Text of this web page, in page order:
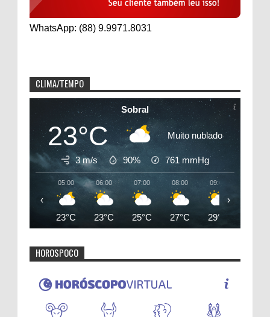
WhatsApp: (88) 9.9971.8031
CLIMA/TEMPO
Sobral
23°C Muito nublado
3 m/s 90% 761 mmHg
05:00
23°C
06:00
23°C
07:00
25°C
08:00
27°C
09:00
29°C
‹ ›
HOROSPOCO